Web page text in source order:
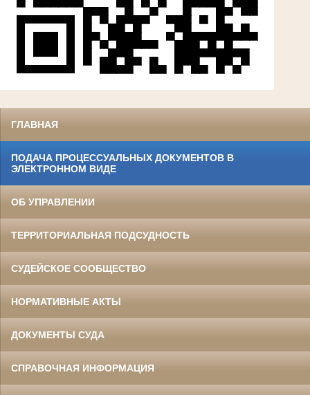
ГЛАВНАЯ
ПОДАЧА ПРОЦЕССУАЛЬНЫХ ДОКУМЕНТОВ В
ЭЛЕКТРОННОМ ВИДЕ
ОБ УПРАВЛЕНИИ
ТЕРРИТОРИАЛЬНАЯ ПОДСУДНОСТЬ
СУДЕЙСКОЕ СООБЩЕСТВО
НОРМАТИВНЫЕ АКТЫ
ДОКУМЕНТЫ СУДА
СПРАВОЧНАЯ ИНФОРМАЦИЯ